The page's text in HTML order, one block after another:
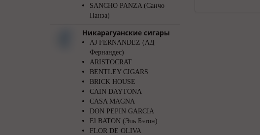
SANCHO PANZA (Санчо
Панза)
Никарагуанские сигары
AJ FERNANDEZ (АД
Фернандес)
ARISTOCRAT
BENTLEY CIGARS
BRICK HOUSE
CAIN DAYTONA
CASA MAGNA
DON PEPIN GARCIA
El BATON (Эль Бэтон)
FLOR DE OLIVA